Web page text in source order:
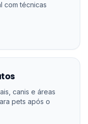
com técnicas
canis e áreas
pets após o